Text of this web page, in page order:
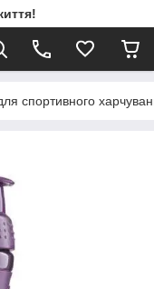
спортивного